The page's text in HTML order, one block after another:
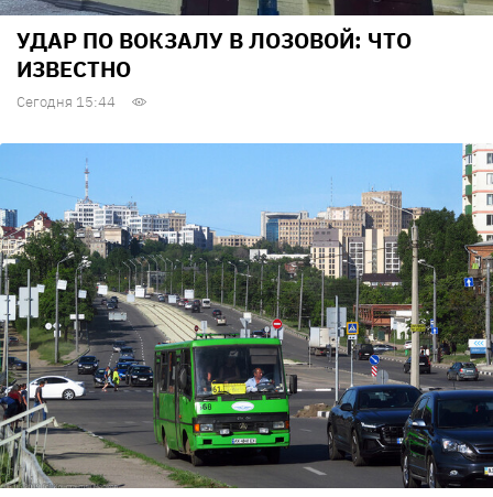
УДАР ПО ВОКЗАЛУ В ЛОЗОВОЙ: ЧТО
ИЗВЕСТНО
Сегодня 15:44